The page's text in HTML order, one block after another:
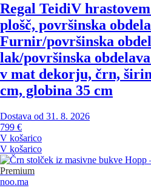
Regal TeidiV
plošč, površinska
Furnir/površinska
lak/površinska
v mat dekorju, črn,
cm, globina 35 cm
Dostava od 31. 8. 2026
799 €
V košarico
V košarico
Premium
noo.ma